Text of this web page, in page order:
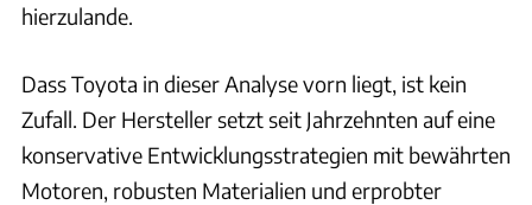
hierzulande.
Dass Toyota in dieser Analyse vorn liegt, ist kein
Zufall. Der Hersteller setzt seit Jahrzehnten auf eine
konservative Entwicklungsstrategien mit bewährten
Motoren, robusten Materialien und erprobter